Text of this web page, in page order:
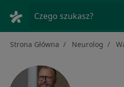
Czego szukasz?
Strona Główna Neurolog